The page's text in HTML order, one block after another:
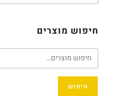
חיפוש מוצרים
חיפוש